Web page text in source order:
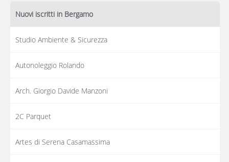
Nuovi iscritti in Bergamo
Studio Ambiente & Sicurezza
Autonoleggio Rolando
Arch. Giorgio Davide Manzoni
2C Parquet
Artes di Serena Casamassima